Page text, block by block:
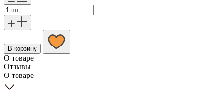
В корзину
О товаре
Отзывы
О товаре